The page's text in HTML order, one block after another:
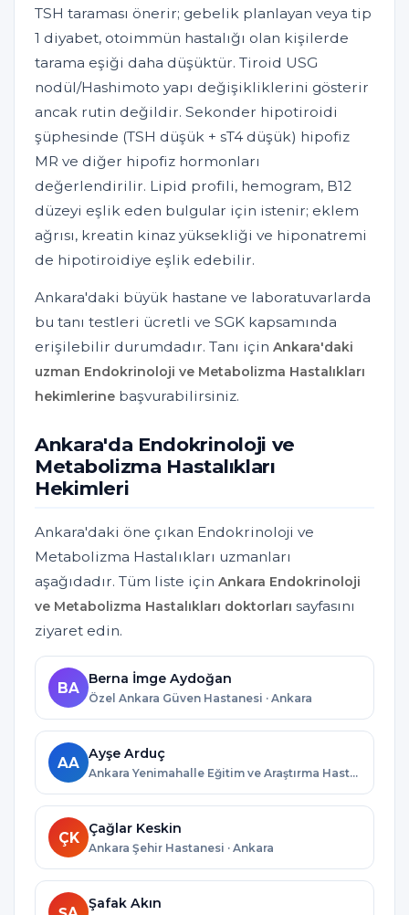
TSH taraması önerir; gebelik planlayan veya tip
1 diyabet, otoimmün hastalığı olan kişilerde
tarama eşiği daha düşüktür. Tiroid USG
nodül/Hashimoto yapı değişikliklerini gösterir
ancak rutin değildir. Sekonder hipotiroidi
şüphesinde (TSH düşük + sT4 düşük) hipofiz
MR ve diğer hipofiz hormonları
değerlendirilir. Lipid profili, hemogram, B12
düzeyi eşlik eden bulgular için istenir; eklem
ağrısı, kreatin kinaz yüksekliği ve hiponatremi
de hipotiroidiye eşlik edebilir.
Ankara'daki büyük hastane ve laboratuvarlarda
bu tanı testleri ücretli ve SGK kapsamında
erişilebilir durumdadır. Tanı için Ankara'daki
uzman Endokrinoloji ve Metabolizma Hastalıkları
hekimlerine başvurabilirsiniz.
Ankara'da Endokrinoloji ve
Metabolizma Hastalıkları
Hekimleri
Ankara'daki öne çıkan Endokrinoloji ve
Metabolizma Hastalıkları uzmanları
aşağıdadır. Tüm liste için Ankara Endokrinoloji
ve Metabolizma Hastalıkları doktorları sayfasını
ziyaret edin.
BA
Berna İmge Aydoğan
Özel Ankara Güven Hastanesi · Ankara
AA
Ayşe Arduç
Ankara Yenimahalle Eğitim ve Araştırma Hastanesi · Ankara
ÇK
Çağlar Keskin
Ankara Şehir Hastanesi · Ankara
Şafak Akın